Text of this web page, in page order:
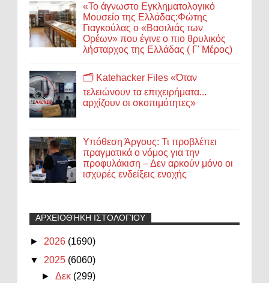
«Το άγνωστο Εγκληματολογικό
Μουσείο της Ελλάδας:Φώτης
Γιαγκούλας ο «Βασιλιάς των
Ορέων» που έγινε ο πιο θρυλικός
λήσταρχος της Ελλάδας ( Γ' Μέρος)
🗂️ Katehacker Files «Όταν
τελειώνουν τα επιχειρήματα...
αρχίζουν οι σκοπιμότητες»
Υπόθεση Άργους: Τι προβλέπει
πραγματικά ο νόμος για την
προφυλάκιση – Δεν αρκούν μόνο οι
ισχυρές ενδείξεις ενοχής
ΑΡΧΕΙΟΘΉΚΗ ΙΣΤΟΛΟΓΊΟΥ
► 2026 (1690)
▼ 2025 (6060)
►Δεκ (299)